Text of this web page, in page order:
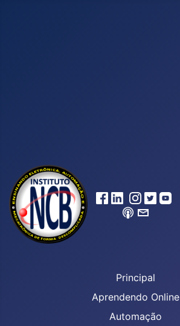
Principal
Aprendendo Online
Automação